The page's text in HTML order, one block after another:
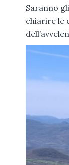
Saranno
chiarire le